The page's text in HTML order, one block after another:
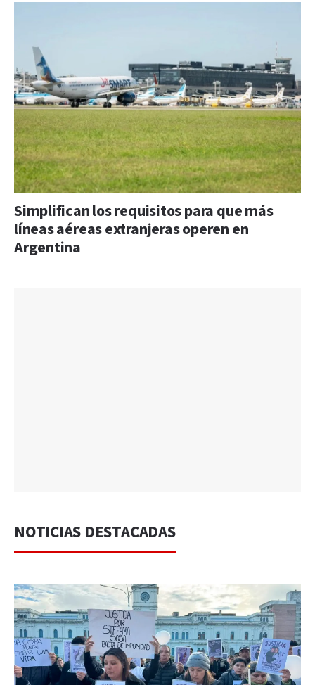
Simplifican los requisitos para que más
líneas aéreas extranjeras operen en
Argentina
NOTICIAS DESTACADAS